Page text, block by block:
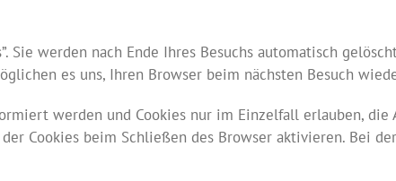
werden nach Ende Ihres Besuchs automatisch
es uns, Ihren Browser beim nächsten Besuch
werden und Cookies nur im Einzelfall erlauben, die
Cookies beim Schließen des Browser aktivieren. Bei